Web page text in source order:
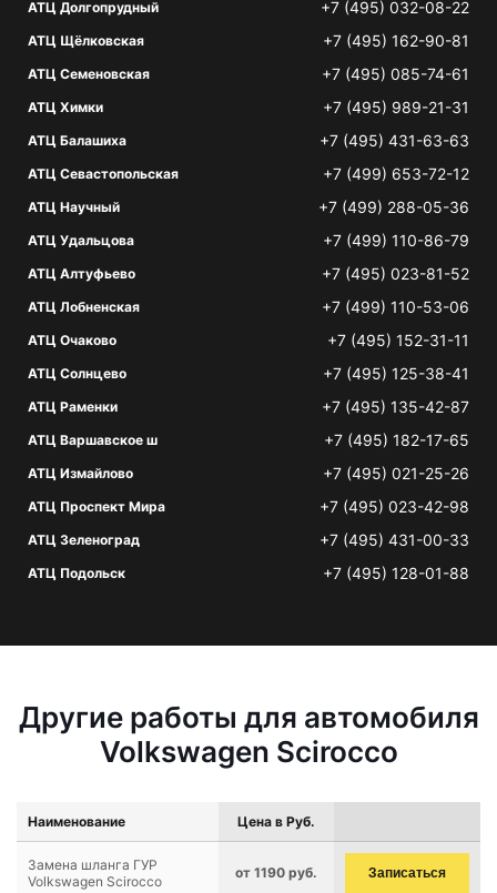
АТЦ Долгопрудный +7 (495) 032-08-22
АТЦ Щёлковская +7 (495) 162-90-81
АТЦ Семеновская +7 (495) 085-74-61
АТЦ Химки +7 (495) 989-21-31
АТЦ Балашиха +7 (495) 431-63-63
АТЦ Севастопольская +7 (499) 653-72-12
АТЦ Научный +7 (499) 288-05-36
АТЦ Удальцова +7 (499) 110-86-79
АТЦ Алтуфьево +7 (495) 023-81-52
АТЦ Лобненская +7 (499) 110-53-06
АТЦ Очаково +7 (495) 152-31-11
АТЦ Солнцево +7 (495) 125-38-41
АТЦ Раменки +7 (495) 135-42-87
АТЦ Варшавское ш +7 (495) 182-17-65
АТЦ Измайлово +7 (495) 021-25-26
АТЦ Проспект Мира +7 (495) 023-42-98
АТЦ Зеленоград +7 (495) 431-00-33
АТЦ Подольск +7 (495) 128-01-88
Другие работы для автомобиля
Volkswagen Scirocco
Наименование Цена в Руб.
Замена шланга ГУР
Volkswagen Scirocco
от 1190 руб. Записаться